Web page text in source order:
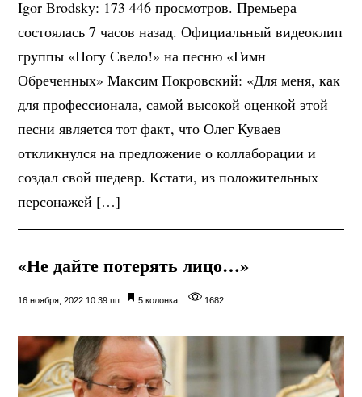
Igor Brodsky: 173 446 просмотров. Премьера
состоялась 7 часов назад. Официальный видеоклип
группы «Ногу Свело!» на песню «Гимн
Обреченных» Максим Покровский: «Для меня, как
для профессионала, самой высокой оценкой этой
песни является тот факт, что Олег Куваев
откликнулся на предложение о коллаборации и
создал свой шедевр. Кстати, из положительных
персонажей […]
«Не дайте потерять лицо…»
16 ноября, 2022 10:39 пп 5 колонка 1682